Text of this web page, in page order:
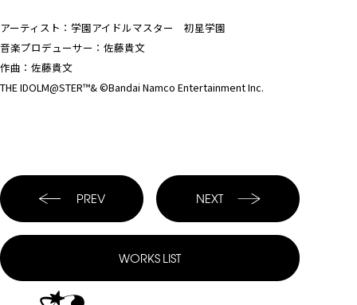
アーティスト：学園アイドルマスター 初星学園
音楽プロデューサー：佐藤貴文
作曲：佐藤貴文
THE IDOLM@STER™& ©Bandai Namco Entertainment Inc.
PREV
WORKS LIST
NEXT